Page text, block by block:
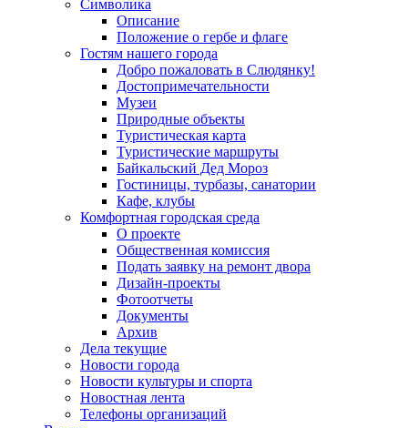
Символика
Описание
Положение о гербе и флаге
Гостям нашего города
Добро пожаловать в Слюдянку!
Достопримечательности
Музеи
Природные объекты
Туристическая карта
Туристические маршруты
Байкальский Дед Мороз
Гостиницы, турбазы, санатории
Кафе, клубы
Комфортная городская среда
О проекте
Общественная комиссия
Подать заявку на ремонт двора
Дизайн-проекты
Фотоотчеты
Документы
Архив
Дела текущие
Новости города
Новости культуры и спорта
Новостная лента
Телефоны организаций